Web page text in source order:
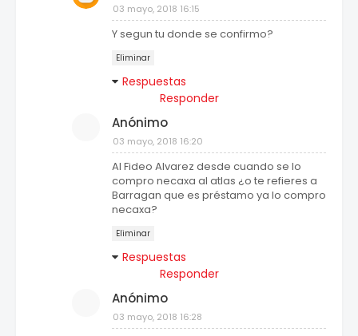
03 mayo, 2018 16:15
Y segun tu donde se confirmo?
Eliminar
Respuestas
Responder
Anónimo
03 mayo, 2018 16:20
Al Fideo Alvarez desde cuando se lo
compro necaxa al atlas ¿o te refieres a
Barragan que es préstamo ya lo compro
necaxa?
Eliminar
Respuestas
Responder
Anónimo
03 mayo, 2018 16:28